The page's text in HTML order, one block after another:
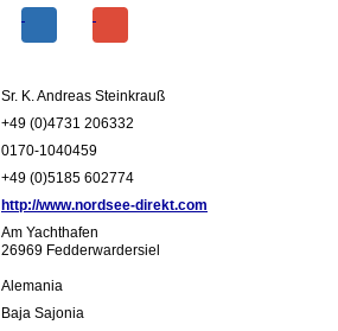
Sr. K. Andreas Steinkrauß
+49 (0)4731 206332
0170-1040459
+49 (0)5185 602774
http://www.nordsee-direkt.com
Am Yachthafen
26969 Fedderwardersiel
Alemania
Baja Sajonia